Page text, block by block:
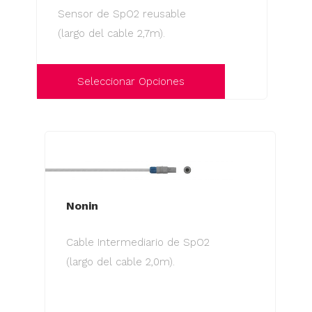
Sensor de SpO2 reusable
(largo del cable 2,7m).
Seleccionar Opciones
múltiples
pueden
Nonin
Cable Intermediario de SpO2
(largo del cable 2,0m).